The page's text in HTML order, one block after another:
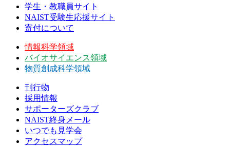
学生・教職員サイト
NAIST受験生応援サイト
寄付について
情報科学領域
バイオサイエンス領域
物質創成科学領域
刊行物
採用情報
サポーターズクラブ
NAIST終身メール
いつでも見学会
アクセスマップ